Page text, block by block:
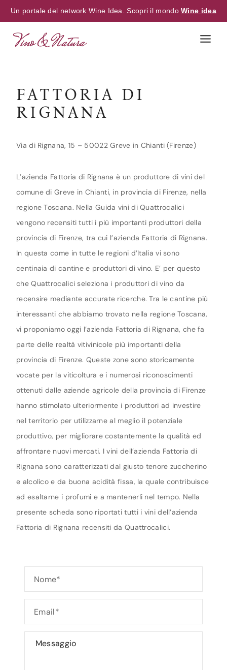
Un portale del network Wine Idea. Scopri il mondoWine idea
FATTORIA DI
RIGNANA
Via di Rignana, 15 – 50022 Greve in Chianti (Firenze)
L’azienda Fattoria di Rignana è un produttore di vini del
comune di Greve in Chianti, in provincia di Firenze, nella
regione Toscana. Nella Guida vini di Quattrocalici
vengono recensiti tutti i più importanti produttori della
provincia di Firenze, tra cui l’azienda Fattoria di Rignana.
In questa come in tutte le regioni d’Italia vi sono
centinaia di cantine e produttori di vino. E’ per questo
che Quattrocalici seleziona i produttori di vino da
recensire mediante accurate ricerche. Tra le cantine più
interessanti che abbiamo trovato nella regione Toscana,
vi proponiamo oggi l’azienda Fattoria di Rignana, che fa
parte delle realtà vitivinicole più importanti della
provincia di Firenze. Queste zone sono storicamente
vocate per la viticoltura e i numerosi riconoscimenti
ottenuti dalle aziende agricole della provincia di Firenze
hanno stimolato ulteriormente i produttori ad investire
nel territorio per utilizzarne al meglio il potenziale
produttivo, per migliorare costantemente la qualità ed
affrontare nuovi mercati. I vini dell’azienda Fattoria di
Rignana sono caratterizzati dal giusto tenore zuccherino
e alcolico e da buona acidità fissa, la quale contribuisce
ad esaltarne i profumi e a mantenerli nel tempo. Nella
presente scheda sono riportati tutti i vini dell’azienda
Fattoria di Rignana recensiti da Quattrocalici.